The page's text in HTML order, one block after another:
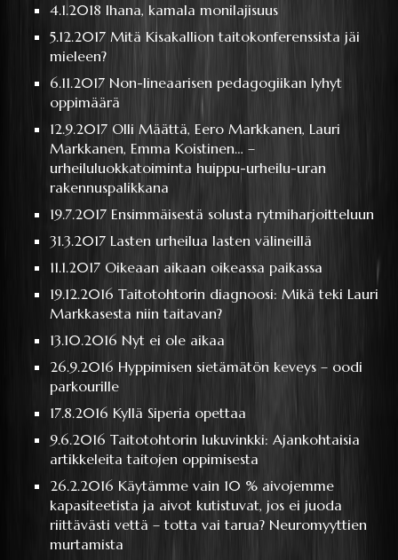
4.1.2018Ihana, kamala monilajisuus
5.12.2017Mitä Kisakallion taitokonferenssista jäi
mieleen?
6.11.2017Non-lineaarisen pedagogiikan lyhyt
oppimäärä
12.9.2017 Olli Määttä, Eero Markkanen, Lauri
Markkanen, Emma Koistinen… –
urheiluluokkatoiminta huippu-urheilu-uran
rakennuspalikkana
19.7.2017 Ensimmäisestä solusta rytmiharjoitteluun
31.3.2017 Lasten urheilua lasten välineillä
11.1.2017 Oikeaan aikaan oikeassa paikassa
19.12.2016Taitotohtorin diagnoosi: Mikä teki Lauri
Markkasesta niin taitavan?
13.10.2016Nyt ei ole aikaa
26.9.2016Hyppimisen sietämätön keveys – oodi
parkourille
17.8.2016Kyllä Siperia opettaa
9.6.2016Taitotohtorin lukuvinkki: Ajankohtaisia
artikkeleita taitojen oppimisesta
26.2.2016Käytämme vain 10 % aivojemme
kapasiteetista ja aivot kutistuvat, jos ei juoda
riittävästi vettä – totta vai tarua? Neuromyyttien
murtamista